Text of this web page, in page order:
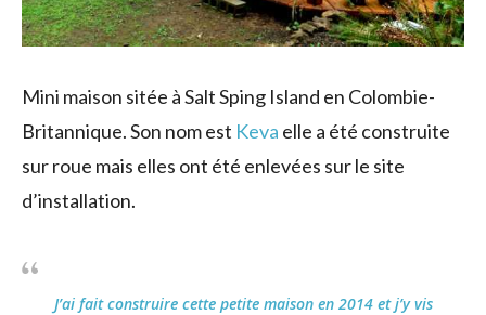
Mini maison sitée à Salt Sping Island en Colombie-
Britannique. Son nom est Keva elle a été construite
sur roue mais elles ont été enlevées sur le site
d’installation.
J’ai fait construire cette petite maison en 2014 et j’y vis